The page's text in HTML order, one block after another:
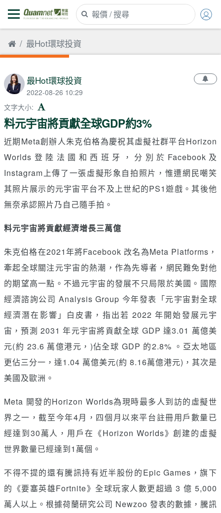
最Hot環球投資
最Hot環球投資
2022-08-26 10:29
文字大小:
料元宇宙將貢獻全球GDP約3%
近期Meta創辦人朱克伯格為慶祝其虛擬社群平台Horizon
Worlds登陸法國和西班牙，分別於Facebook及
Instagram上傳了一張虛擬形象自拍照片，惟遭網民嘲笑
其照片展示的元宇宙平台不及上世紀的PS1遊戲。其後他
無奈承認照片乃自己隨手拍。
料元宇宙將貢獻經濟增長三萬億
朱克伯格在2021年將Facebook 改名為Meta Platforms，
牽起全球關注元宇宙的熱潮，作為先導者，網民難免對他
的期望高一點。不過元宇宙的發展不只局限於美國。國際
經濟諮詢公司 Analysis Group 今年發表「元宇宙對全球
經濟潛在影響」白皮書，指出若 2022 年開始發展元宇
宙，預測 2031 年元宇宙將貢獻全球 GDP 達3.01 萬億美
元(約 23.6 萬億港元，)佔全球 GDP 的2.8% 。亞太地區
更佔三分一，達1.04 萬億美元(約 8.16萬億港元)，其次是
美國及歐洲。
Meta 開發的Horizon Worlds為現時最多人到訪的虛擬世
界之一，截至今年4月，四個月以來平台註冊用戶數量已
經達到30萬人，用戶在《Horizon Worlds》創建的虛擬
世界數量已經達到1萬個。
不得不提的還有騰訊持有近半股份的Epic Games，旗下
的《要塞英雄Fortnite》全球玩家人數更超過 3 億 5,000
萬人以上。根據荷蘭研究公司 Newzoo 發表的數據，騰訊